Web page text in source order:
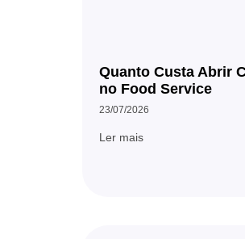
Quanto Custa Abrir
no Food Service
23/07/2026
Ler mais